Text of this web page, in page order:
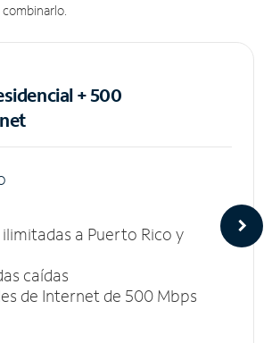
+ 500
a Puerto Rico y
caídas
de Internet de 500 Mbps